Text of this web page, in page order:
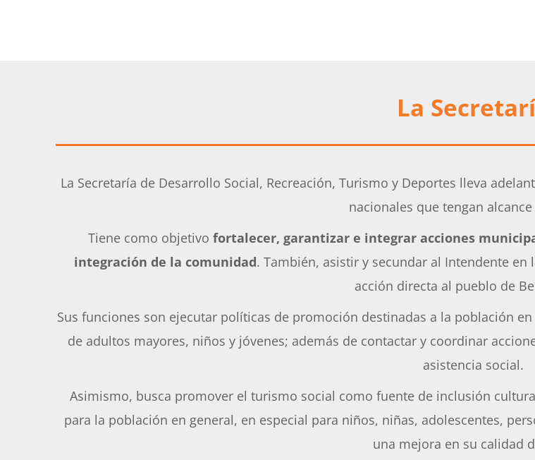
La
La Secretaría de Desarrollo Social, Recreación, Turismo y Deportes lleva
nacionales que tengan
Tiene como objetivo fortalecer, garantizar e integrar acciones
integración de la comunidad. También, asistir y secundar al Intendente
acción directa al pueblo de
Sus funciones son ejecutar políticas de promoción destinadas a la población
de adultos mayores, niños y jóvenes; además de contactar y coordinar
asistencia social.
Asimismo, busca promover el turismo social como fuente de inclusión
para la población en general, en especial para niños, niñas, adolescentes,
una mejora en su calidad